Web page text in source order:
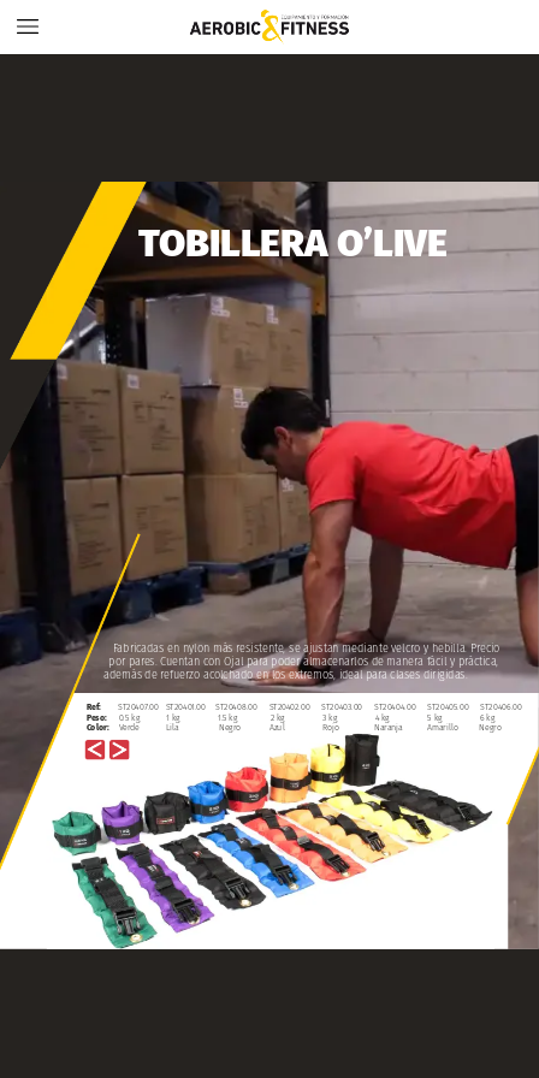
Fabricadas en nylon más resistente, se ajustan mediante velcro y hebilla. Precio
por pares. Cuentan con Ojal para poder almacenarlos de manera fácil y práctica,
además de refuerzo acolchado en los extremos, ideal para clases dirigidas.
TOBILLERA O’LIVE
Ref: ST20407.00 ST20401.00 ST20408.00 ST20402.00 ST20403.00 ST20404.00 ST20405.00
ST20406.00
Peso:
0.5 kg 1 kg 1.5 kg 2 kg 3 kg 4 kg 5 kg 6 kg
Color:
Verde Lila Negro Azul Rojo Naranja Amarillo Negro